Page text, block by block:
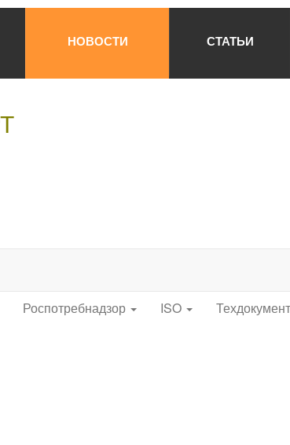
НОВОСТИ СТАТЬИ
Роспотребнадзор ISO